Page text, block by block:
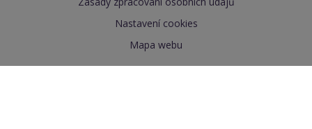
Nastavení cookies
Mapa webu